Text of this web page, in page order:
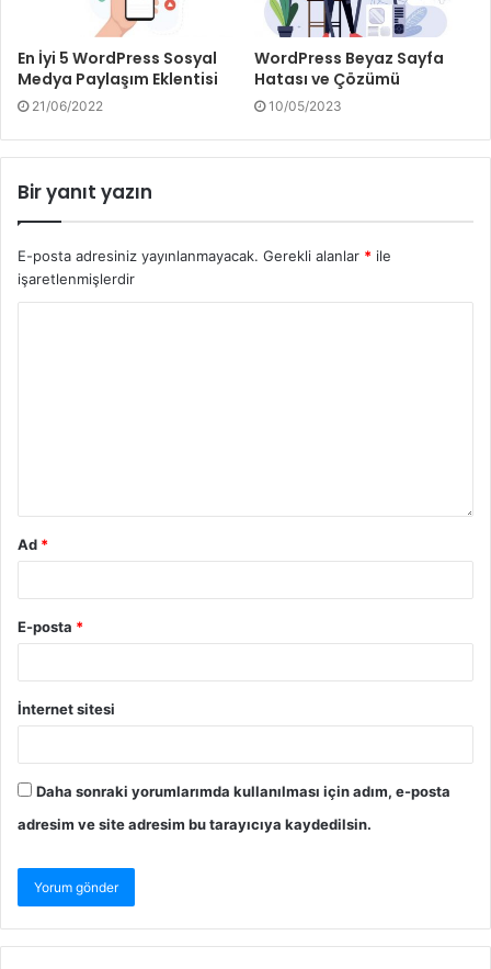
En İyi 5 WordPress Sosyal
Medya Paylaşım Eklentisi
21/06/2022
WordPress Beyaz Sayfa
Hatası ve Çözümü
10/05/2023
Bir yanıt yazın
E-posta adresiniz yayınlanmayacak. Gerekli alanlar * ile
işaretlenmişlerdir
Ad *
E-posta *
İnternet sitesi
Daha sonraki yorumlarımda kullanılması için adım, e-posta
adresim ve site adresim bu tarayıcıya kaydedilsin.